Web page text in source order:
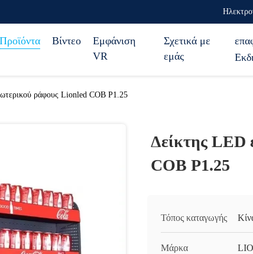
Προϊόντα Βίντεο
Εμφάνιση
VR
Σχετικά με
εμάς
ράφους Lionled COB P1.25
Δείκτης LED
COB P1.25
Τόπος καταγωγής
Μάρκα